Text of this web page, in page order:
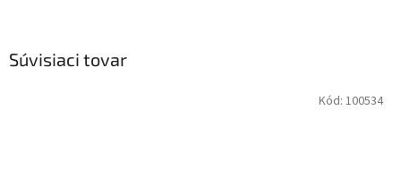
Súvisiaci tovar
Kód: 100534